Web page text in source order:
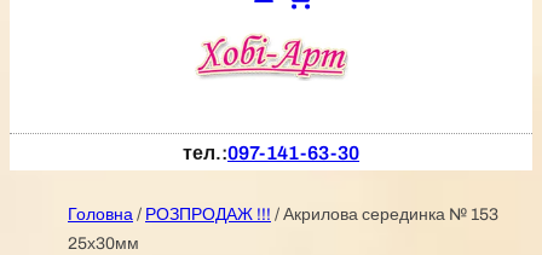
тел.:097-141-63-30
Головна / РОЗПРОДАЖ !!! / Акрилова серединка № 153
25х30мм